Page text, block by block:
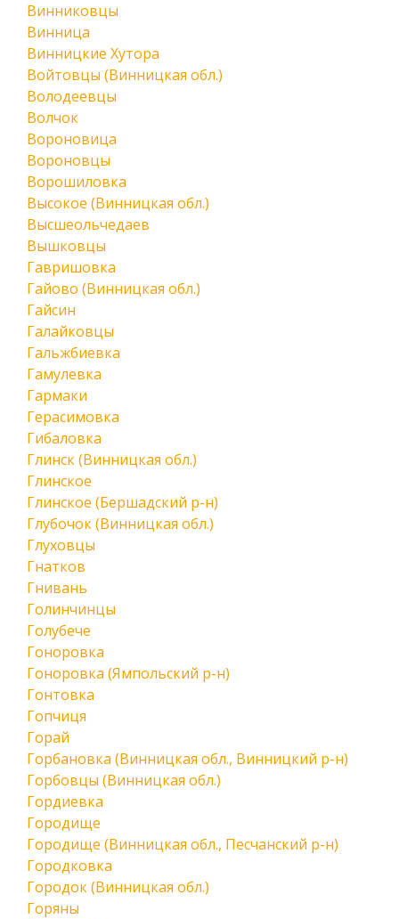
Винниковцы
Винница
Винницкие Хутора
Войтовцы (Винницкая обл.)
Володеевцы
Волчок
Вороновица
Вороновцы
Ворошиловка
Высокое (Винницкая обл.)
Высшеольчедаев
Вышковцы
Гавришовка
Гайово (Винницкая обл.)
Гайсин
Галайковцы
Гальжбиевка
Гамулевка
Гармаки
Герасимовка
Гибаловка
Глинск (Винницкая обл.)
Глинское
Глинское (Бершадский р-н)
Глубочок (Винницкая обл.)
Глуховцы
Гнатков
Гнивань
Голинчинцы
Голубече
Гоноровка
Гоноровка (Ямпольский р-н)
Гонтовка
Гопчиця
Горай
Горбановка (Винницкая обл., Винницкий р-н)
Горбовцы (Винницкая обл.)
Гордиевка
Городище
Городище (Винницкая обл., Песчанский р-н)
Городковка
Городок (Винницкая обл.)
Горяны